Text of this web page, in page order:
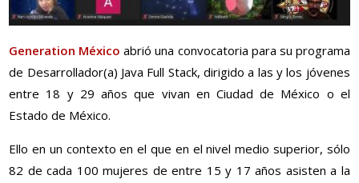
Generation México abrió una convocatoria para su programa
de Desarrollador(a) Java Full Stack, dirigido a las y los jóvenes
entre 18 y 29 años que vivan en Ciudad de México o el
Estado de México.
Ello en un contexto en el que en el nivel medio superior, sólo
82 de cada 100 mujeres de entre 15 y 17 años asisten a la